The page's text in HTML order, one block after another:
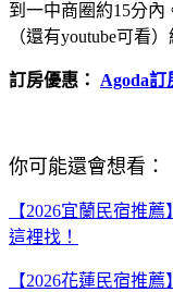
到一中商圈約15分
（還有youtube可看）
訂房優惠： Agoda訂
你可能還會想看：
【2026宜蘭民宿推
這裡找！
【2026花蓮民宿推